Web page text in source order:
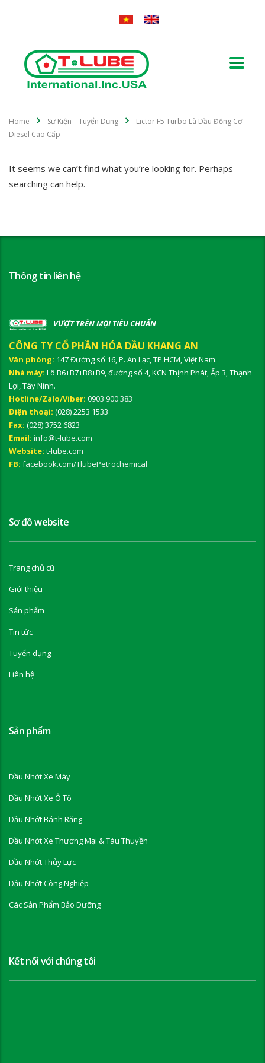
Home Sự Kiện – Tuyển Dụng
Lictor F5 Turbo Là Dầu Động Cơ
Diesel Cao Cấp
It seems we can’t find what you’re looking for. Perhaps
searching can help.
Thông tin liên hệ
- VƯỢT TRÊN MỌI TIÊU CHUẨN
CÔNG TY CỔ PHẦN HÓA DẦU KHANG AN
Văn phòng: 147 Đường số 16, P. An Lạc, TP.HCM, Việt Nam.
Nhà máy: Lô B6+B7+B8+B9, đường số 4, KCN Thịnh Phát, Ấp 3, Thạnh
Lợi, Tây Ninh.
Hotline/Zalo/Viber: 0903 900 383
Điện thoại: (028) 2253 1533
Fax: (028) 3752 6823
Email: info@t-lube.com
Website: t-lube.com
FB: facebook.com/TlubePetrochemical
Sơ đồ website
Trang chủ cũ
Giới thiệu
Sản phẩm
Tin tức
Tuyển dụng
Liên hệ
Sản phẩm
Dầu Nhớt Xe Máy
Dầu Nhớt Xe Ô Tô
Dầu Nhớt Bánh Răng
Dầu Nhớt Xe Thương Mại & Tàu Thuyền
Dầu Nhớt Thủy Lực
Dầu Nhớt Công Nghiệp
Các Sản Phẩm Bảo Dưỡng
Kết nối với chúng tôi